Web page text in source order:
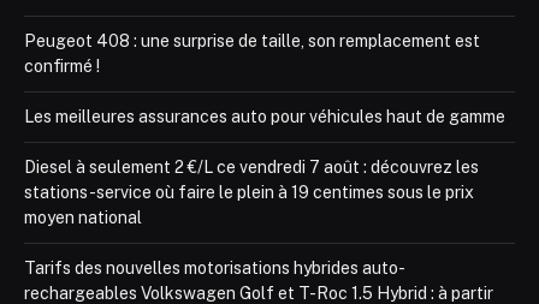
Peugeot 408 : une surprise de taille, son remplacement est
confirmé !
Les meilleures assurances auto pour véhicules haut de gamme
Diesel à seulement 2 €/L ce vendredi 7 août : découvrez les
stations-service où faire le plein à 19 centimes sous le prix
moyen national
Tarifs des nouvelles motorisations hybrides auto-
rechargeables Volkswagen Golf et T-Roc 1.5 Hybrid : à partir